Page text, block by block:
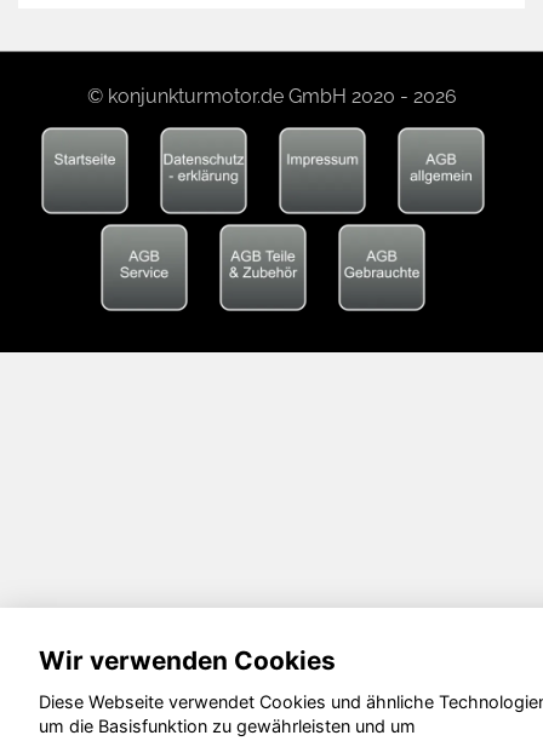
© konjunkturmotor.de GmbH 2020 - 2026
Wir verwenden Cookies
Diese Webseite verwendet Cookies und ähnliche
um die Basisfunktion zu gewährleisten und um